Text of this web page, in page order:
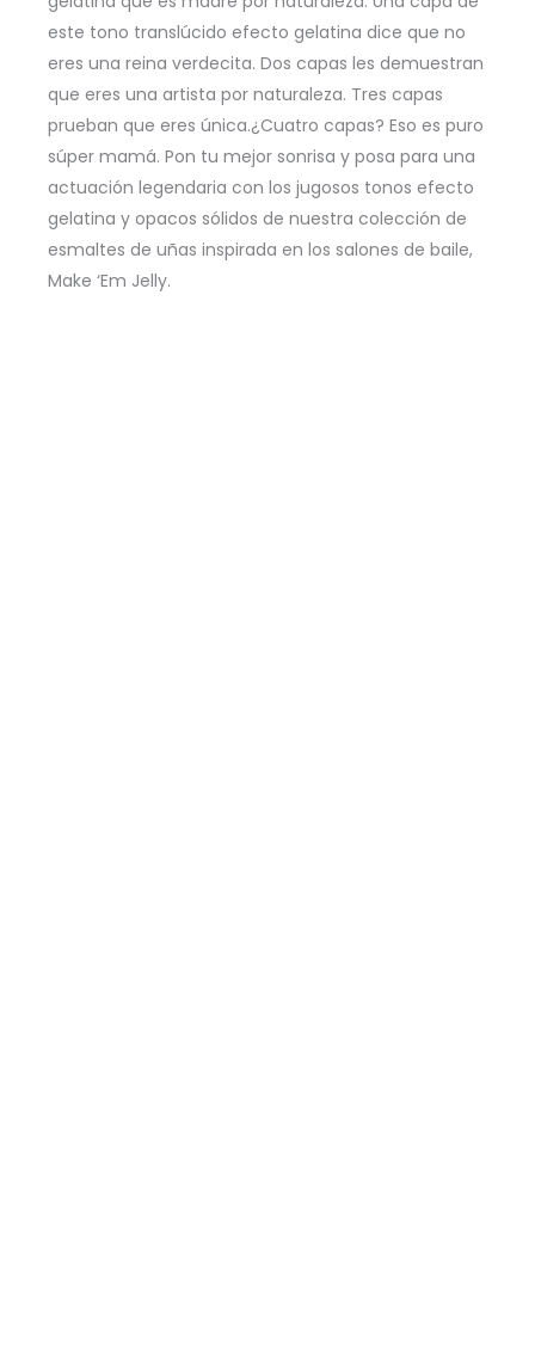
este tono translúcido efecto gelatina dice que no
eres una reina verdecita. Dos capas les demuestran
que eres una artista por naturaleza. Tres capas
prueban que eres única.¿Cuatro capas? Eso es puro
súper mamá. Pon tu mejor sonrisa y posa para una
actuación legendaria con los jugosos tonos efecto
gelatina y opacos sólidos de nuestra colección de
esmaltes de uñas inspirada en los salones de baile,
Make ‘Em Jelly.